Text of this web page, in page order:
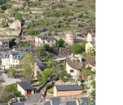
c
n
a
t
i
o